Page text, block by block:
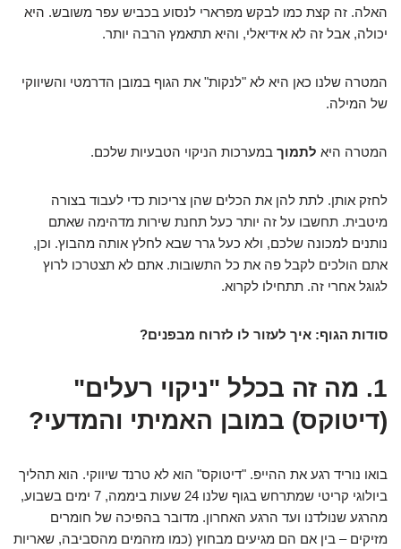
האלה. זה קצת כמו לבקש מפרארי לנסוע בכביש עפר משובש. היא
יכולה, אבל זה לא אידיאלי, והיא תתאמץ הרבה יותר.
המטרה שלנו כאן היא לא "לנקות" את הגוף במובן הדרמטי והשיווקי
של המילה.
המטרה היא לתמוך במערכות הניקוי הטבעיות שלכם.
לחזק אותן. לתת להן את הכלים שהן צריכות כדי לעבוד בצורה
מיטבית. תחשבו על זה יותר כעל תחנת שירות מדהימה שאתם
נותנים למכונה שלכם, ולא כעל גרר שבא לחלץ אותה מהבוץ. וכן,
אתם הולכים לקבל פה את כל התשובות. אתם לא תצטרכו לרוץ
לגוגל אחרי זה. תתחילו לקרוא.
סודות הגוף: איך לעזור לו לזרוח מבפנים?
1. מה זה בכלל "ניקוי רעלים"
(דיטוקס) במובן האמיתי והמדעי?
בואו נוריד רגע את ההייפ. "דיטוקס" הוא לא טרנד שיווקי. הוא תהליך
ביולוגי קריטי שמתרחש בגוף שלנו 24 שעות ביממה, 7 ימים בשבוע,
מהרגע שנולדנו ועד הרגע האחרון. מדובר בהפיכה של חומרים
מזיקים – בין אם הם מגיעים מבחוץ (כמו מזהמים מהסביבה, שאריות